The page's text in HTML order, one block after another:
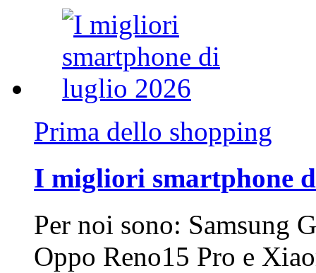
Prima dello shopping
I migliori smartphone
Per noi sono: Samsung
Oppo Reno15 Pro e